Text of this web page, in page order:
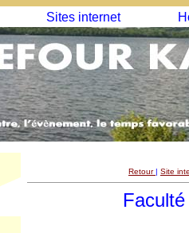
Sites internet
Retour| Site